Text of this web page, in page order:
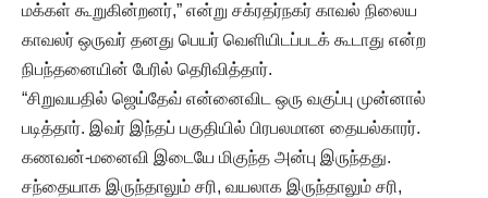
மக்கள் கூறுகின்றனர்,” என்று சக்ரதர்நகர் காவல் நிலைய
காவலர் ஒருவர் தனது பெயர் வெளியிடப்படக் கூடாது என்ற
நிபந்தனையின் பேரில் தெரிவித்தார்.
“சிறுவயதில் ஜெய்தேவ் என்னைவிட ஒரு வகுப்பு முன்னால்
படித்தார். இவர் இந்தப் பகுதியில் பிரபலமான தையல்காரர்.
கணவன்-மனைவி இடையே மிகுந்த அன்பு இருந்தது.
சந்தையாக இருந்தாலும் சரி, வயலாக இருந்தாலும் சரி,